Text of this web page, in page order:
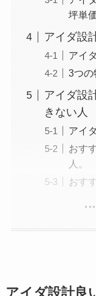
坪単
アイダ設
アイ
3つの
アイダ設
きない人
アイ
おす
人。
おす
アイダ設計良